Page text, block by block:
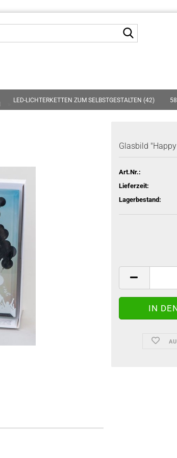
Konto
LED-LICHTERKETTEN ZUM SELBSTGESTALTEN (42)
Glasbild
Art.Nr.:
Lieferzeit:
Lagerbestand: